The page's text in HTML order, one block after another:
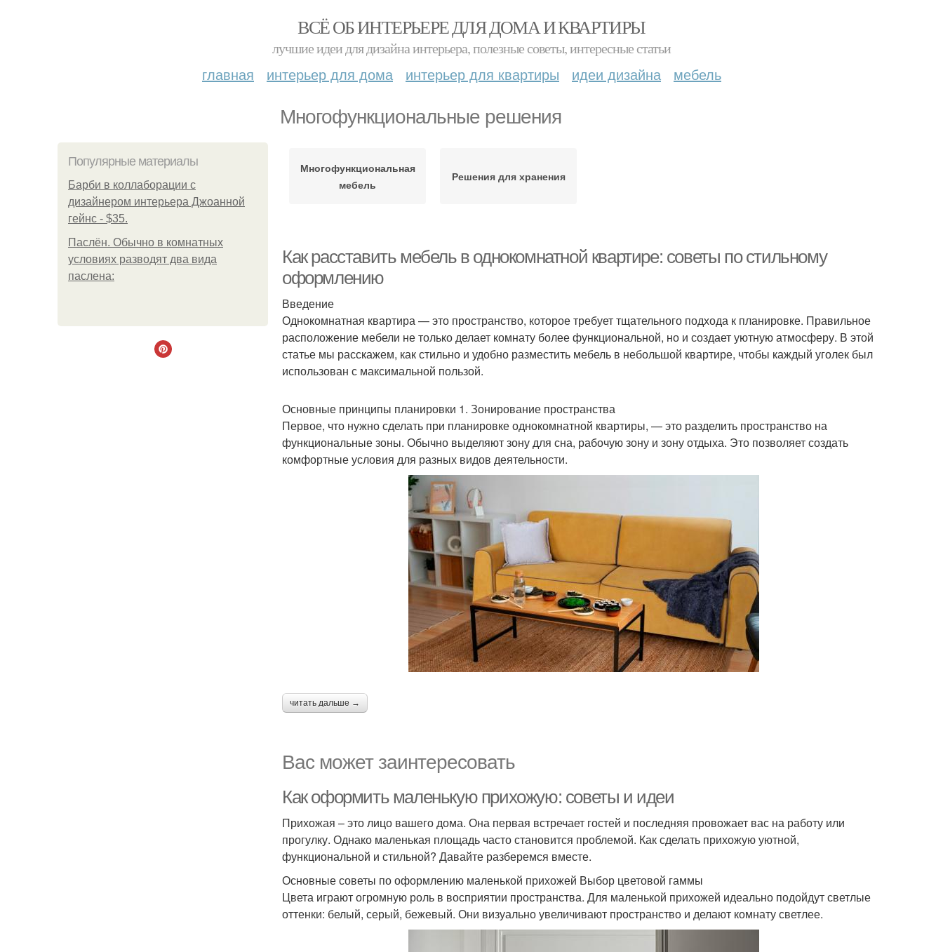
ВСЁ ОБ ИНТЕРЬЕРЕ ДЛЯ ДОМА И КВАРТИРЫ
лучшие идеи для дизайна интерьера, полезные советы, интересные статьи
главная интерьер для дома интерьер для квартиры идеи дизайна мебель
Многофункциональные решения
Популярные материалы
Барби в коллаборации с
дизайнером интерьера Джоанной
гейнс - $35.
Паслён. Обычно в комнатных
условиях разводят два вида
паслена:
Многофункциональная
мебель
Решения для хранения
Как расставить мебель в однокомнатной квартире: советы по стильному
оформлению
Введение
Однокомнатная квартира — это пространство, которое требует тщательного подхода к планировке. Правильное
расположение мебели не только делает комнату более функциональной, но и создает уютную атмосферу. В этой
статье мы расскажем, как стильно и удобно разместить мебель в небольшой квартире, чтобы каждый уголек был
использован с максимальной пользой.
Основные принципы планировки 1. Зонирование пространства
Первое, что нужно сделать при планировке однокомнатной квартиры, — это разделить пространство на
функциональные зоны. Обычно выделяют зону для сна, рабочую зону и зону отдыха. Это позволяет создать
комфортные условия для разных видов деятельности.
читать дальше →
Вас может заинтересовать
Как оформить маленькую прихожую: советы и идеи
Прихожая – это лицо вашего дома. Она первая встречает гостей и последняя провожает вас на работу или
прогулку. Однако маленькая площадь часто становится проблемой. Как сделать прихожую уютной,
функциональной и стильной? Давайте разберемся вместе.
Основные советы по оформлению маленькой прихожей Выбор цветовой гаммы
Цвета играют огромную роль в восприятии пространства. Для маленькой прихожей идеально подойдут светлые
оттенки: белый, серый, бежевый. Они визуально увеличивают пространство и делают комнату светлее.